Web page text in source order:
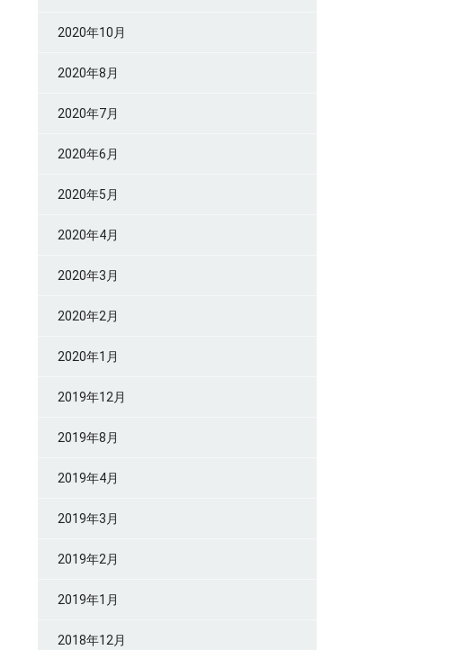
2020年10月
2020年8月
2020年7月
2020年6月
2020年5月
2020年4月
2020年3月
2020年2月
2020年1月
2019年12月
2019年8月
2019年4月
2019年3月
2019年2月
2019年1月
2018年12月